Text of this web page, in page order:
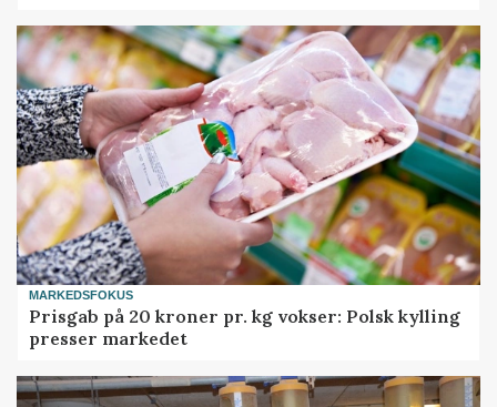
MARKEDSFOKUS
Prisgab på 20 kroner pr. kg vokser: Polsk kylling
presser markedet